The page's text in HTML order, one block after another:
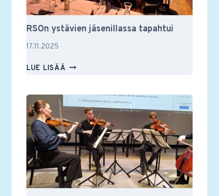
RSOn ystävien jäsenillassa tapahtui
17.11.2025
LUE LISÄÄ RSON
TAPAHTUI